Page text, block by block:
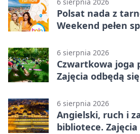
6 sierpnia 2026
Polsat nada z
Weekend pełen
6 sierpnia 2026
Czwartkowa joga
Zajęcia odbędą
6 sierpnia 2026
Angielski, ruch i
bibliotece.